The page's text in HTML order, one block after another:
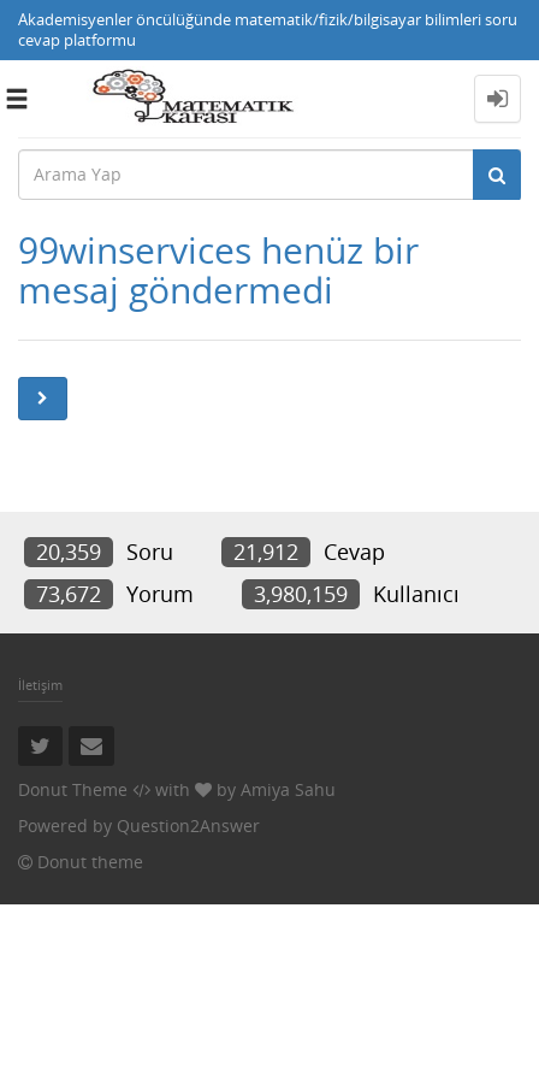
Akademisyenler öncülüğünde matematik/fizik/bilgisayar bilimleri soru
cevap platformu
Toggle
99winservices henüz bir
mesaj göndermedi
20,359 Soru 21,912
Cevap
73,672
Yorum 3,980,159 Kullanıcı
İletişim
Donut Theme with by Amiya Sahu
Powered by Question2Answer
Donut theme